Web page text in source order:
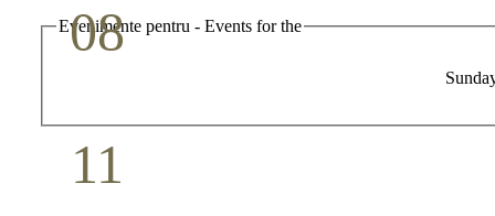
08 Studiu biblic pentru tineri
11
Evenimente pentru - Events for the